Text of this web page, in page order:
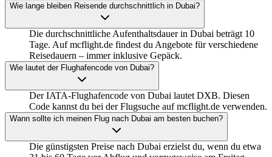
Wie lange bleiben Reisende durchschnittlich in Dubai?
Die durchschnittliche Aufenthaltsdauer in Dubai beträgt 10
Tage. Auf mcflight.de findest du Angebote für verschiedene
Reisedauern – immer inklusive Gepäck.
Wie lautet der Flughafencode von Dubai?
Der IATA-Flughafencode von Dubai lautet DXB. Diesen
Code kannst du bei der Flugsuche auf mcflight.de verwenden.
Wann sollte ich meinen Flug nach Dubai am besten buchen?
Die günstigsten Preise nach Dubai erzielst du, wenn du etwa